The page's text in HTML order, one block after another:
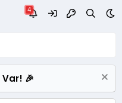
Var! 🎉